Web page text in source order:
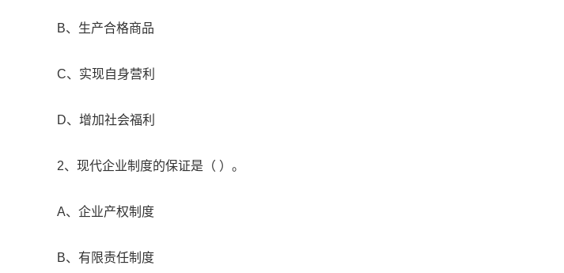
B、生产合格商品
C、实现自身营利
D、增加社会福利
2、现代企业制度的保证是（ ）。
A、企业产权制度
B、有限责任制度